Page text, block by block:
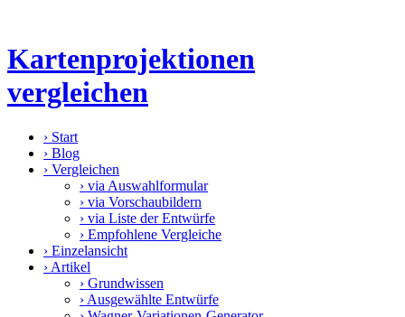
Kartenprojektionen
vergleichen
› Start
› Blog
› Vergleichen
› via Auswahlformular
› via Vorschaubildern
› via Liste der Entwürfe
› Empfohlene Vergleiche
› Einzelansicht
› Artikel
› Grundwissen
› Ausgewählte Entwürfe